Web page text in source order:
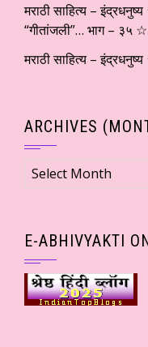
मराठी साहित्य –
“गीतांजली”… भाग – ३५
मराठी साहित्य –
ARCHIVES
Archives
(Month
E-ABHIVYAKTI